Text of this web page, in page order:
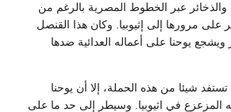
والذخائر عبر الخطوط المصرية بالرغم من
مرورها إلى إثيوبيا. وكان هذا القنصل
يوحنا على أعماله العدائية ضدها
شيئا من هذه الحملة، إلا أن يوحنا
المزعزع في اثيوبيا. وسيطر إلى حد ما على